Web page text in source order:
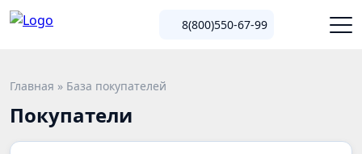
8(800)550-67-99
Главная » База покупателей
Покупатели